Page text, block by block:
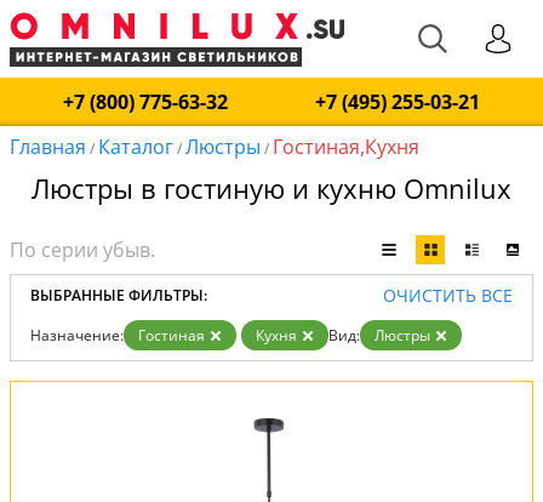
+7 (800) 775-63-32
+7 (495) 255-03-21
Главная / Каталог/Люстры / Гостиная,Кухня
Люстры в гостиную и кухню Omnilux
ВЫБРАННЫЕ ФИЛЬТРЫ: ОЧИСТИТЬ ВСЕ
Назначение: Гостиная Кухня Вид: Люстры